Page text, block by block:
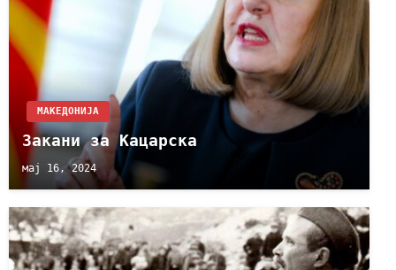
МАКЕДОНИЈА
Закани за Кацарска
мај 16, 2024